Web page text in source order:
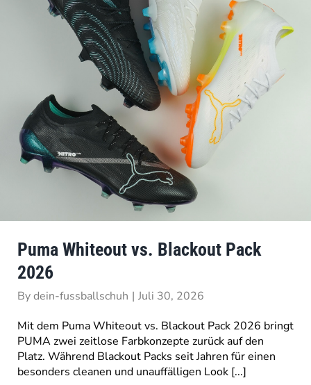
Puma Whiteout vs. Blackout Pack
2026
Bydein-fussballschuh | Juli 30, 2026
Mit dem Puma Whiteout vs. Blackout Pack 2026 bringt
PUMA zwei zeitlose Farbkonzepte zurück auf den
Platz. Während Blackout Packs seit Jahren für einen
besonders cleanen und unauffälligen Look [...]